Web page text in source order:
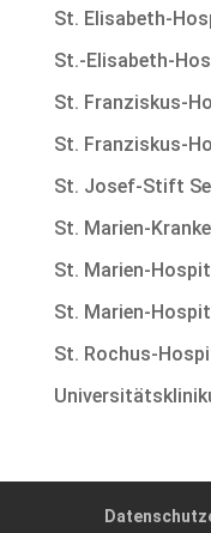
St. Elisabeth-
St.-Elisabeth-
St. Franziskus-
St. Franziskus-
St. Josef-Stift
St. Marien-
St. Marien-
St. Marien-
St. Rochus-